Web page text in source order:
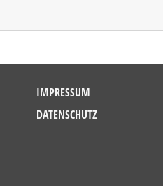
IMPRESSUM
DATENSCHUTZ